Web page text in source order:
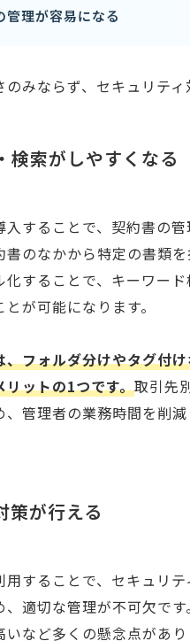
管理が容易になる
みならず、セキュリテ
検索がしやすくなる
することで、契約書の
のなかから特定の書類
することで、キーワー
が可能になります。
フォルダ分けやタグ付
ットの1つです。取引先
管理者の業務時間を削
策が行える
することで、セキュリ
適切な管理が不可欠で
など多くの懸念点があり